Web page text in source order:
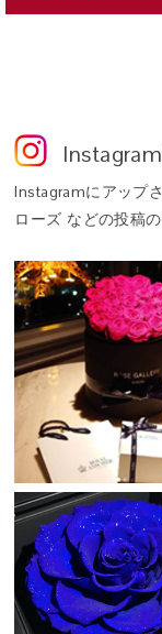
６営業日〜10営業日
咲き誇るバラに、幸
こぼれんばかりに咲
く。
「come up roses」
生花に化粧品にも用
鮮やかで瑞々しい花
特別な花。それがプ
A. 世界最高級のプリ
ーズギャラリーがさ
一輪だけに与えられ
その名には「時代を
味が込められていま
Q. このバラは本物で
A. はい。自然に咲い
工を施したプリザー
とせず、鮮やかな色
Q. ギフトにふさわし
A. タイムレスローズ
婚記念日や誕生日、
Instagram
Instagramにアップ
ローズ などの投稿